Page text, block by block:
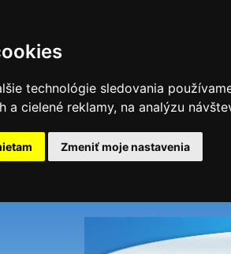
technológie sledovania
a cielené reklamy, na analýzu
Zmeniť moje nastavenia